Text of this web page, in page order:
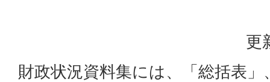
更
財政状況資料集には、「総括表